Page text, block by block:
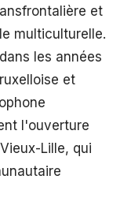
et
multiculturelle.
les années
et
l'ouverture
Lille, qui